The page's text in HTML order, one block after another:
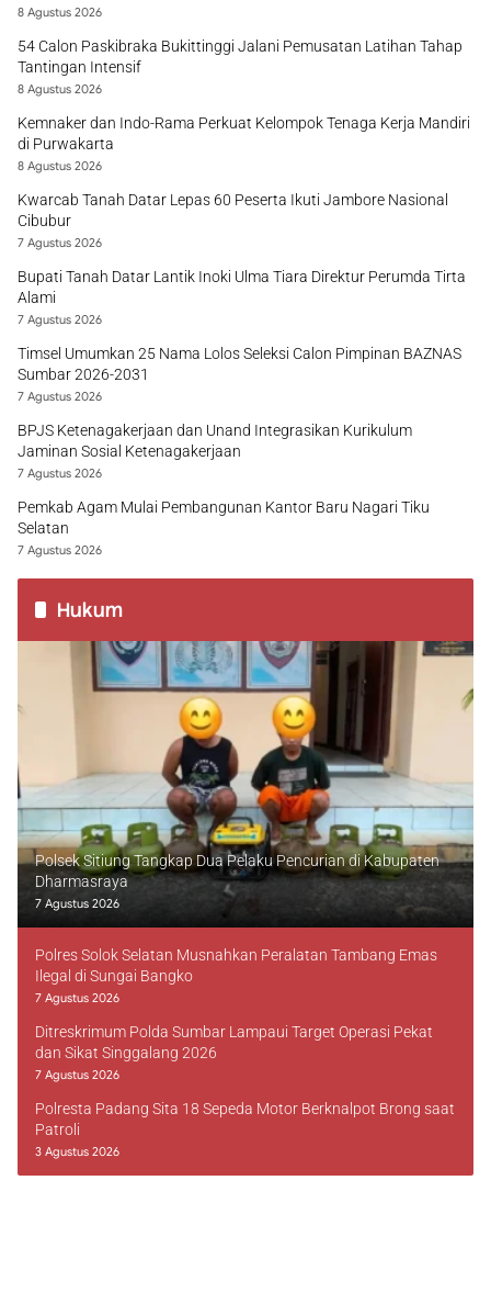
8 Agustus 2026
54 Calon Paskibraka Bukittinggi Jalani Pemusatan Latihan Tahap
Tantingan Intensif
8 Agustus 2026
Kemnaker dan Indo-Rama Perkuat Kelompok Tenaga Kerja Mandiri
di Purwakarta
8 Agustus 2026
Kwarcab Tanah Datar Lepas 60 Peserta Ikuti Jambore Nasional
Cibubur
7 Agustus 2026
Bupati Tanah Datar Lantik Inoki Ulma Tiara Direktur Perumda Tirta
Alami
7 Agustus 2026
Timsel Umumkan 25 Nama Lolos Seleksi Calon Pimpinan BAZNAS
Sumbar 2026-2031
7 Agustus 2026
BPJS Ketenagakerjaan dan Unand Integrasikan Kurikulum
Jaminan Sosial Ketenagakerjaan
7 Agustus 2026
Pemkab Agam Mulai Pembangunan Kantor Baru Nagari Tiku
Selatan
7 Agustus 2026
Hukum
Polsek Sitiung Tangkap Dua Pelaku Pencurian di Kabupaten
Dharmasraya
7 Agustus 2026
Polres Solok Selatan Musnahkan Peralatan Tambang Emas
Ilegal di Sungai Bangko
7 Agustus 2026
Ditreskrimum Polda Sumbar Lampaui Target Operasi Pekat
dan Sikat Singgalang 2026
7 Agustus 2026
Polresta Padang Sita 18 Sepeda Motor Berknalpot Brong saat
Patroli
3 Agustus 2026